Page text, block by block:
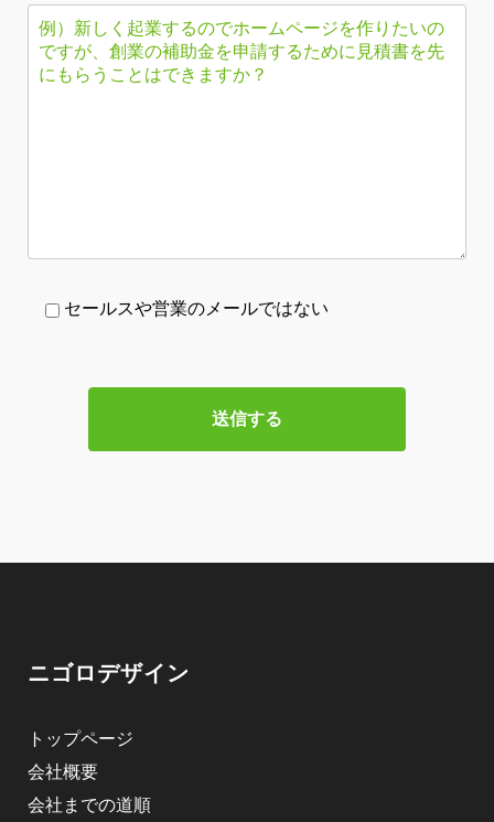
セールスや営業のメールではない
ニゴロデザイン
トップページ
会社概要
会社までの道順